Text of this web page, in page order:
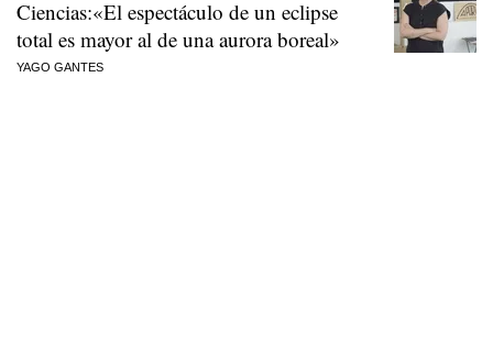
Ciencias:«El espectáculo de un eclipse
total es mayor al de una aurora boreal»
YAGO GANTES